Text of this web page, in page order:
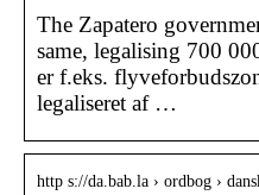
The Zapatero
same, legalising 700
er f.eks.
legaliseret af …
http s://da.bab.la › ordbog ›